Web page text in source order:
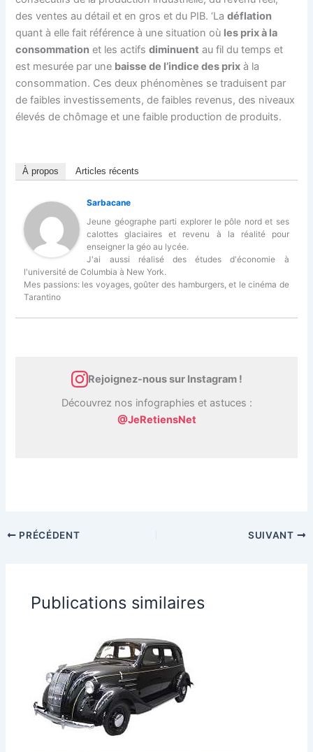
des ventes au détail et en gros et du PIB. ‘Ladéflation
quant à elle fait référence à une situation où les prix à la
consommation et les actifsdiminuent au fil du temps et
est mesurée par une baisse de l’indice des prix à la
consommation. Ces deux phénomènes se traduisent par
de faibles investissements, de faibles revenus, des niveaux
élevés de chômage et une faible production de produits.
À propos Articles récents
Sarbacane
Jeune géographe parti explorer le pôle nord et ses
calottes glaciaires et revenu à la réalité pour
enseigner la géo au lycée.
J'ai aussi réalisé des études d'économie à
l'université de Columbia à New York.
Mes passions: les voyages, goûter des hamburgers, et le cinéma de
Tarantino
Rejoignez-nous sur Instagram !
Découvrez nos infographies et astuces :
@JeRetiensNet
PRÉCÉDENT SUIVANT
Publications similaires